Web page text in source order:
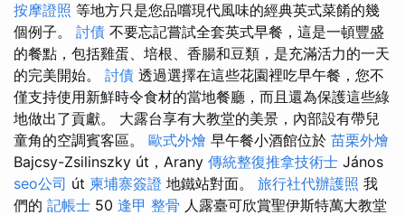
按摩證照 等地方只是您品嚐現代風味的經典英式菜餚的幾
個例子。 討債 不要忘記嘗試全套英式早餐，這是一頓豐盛
的餐點，包括雞蛋、培根、香腸和豆類，是充滿活力的一天
的完美開始。 討債 透過選擇在這些花園裡吃早午餐，您不
僅支持使用新鮮時令食材的當地餐廳，而且還為保護這些綠
地做出了貢獻。 大露台享有大教堂的美景，內部設有帶兒
童角的空調賓客區。 歐式外燴 早午餐小酒館位於 苗栗外燴
Bajcsy-Zsilinszky út，Arany 傳統整復推拿技術士 János
seo公司 út 柬埔寨簽證 地鐵站對面。 旅行社代辦護照 我
們的 記帳士 50 逢甲 整骨 人露臺可欣賞聖伊斯特萬大教堂